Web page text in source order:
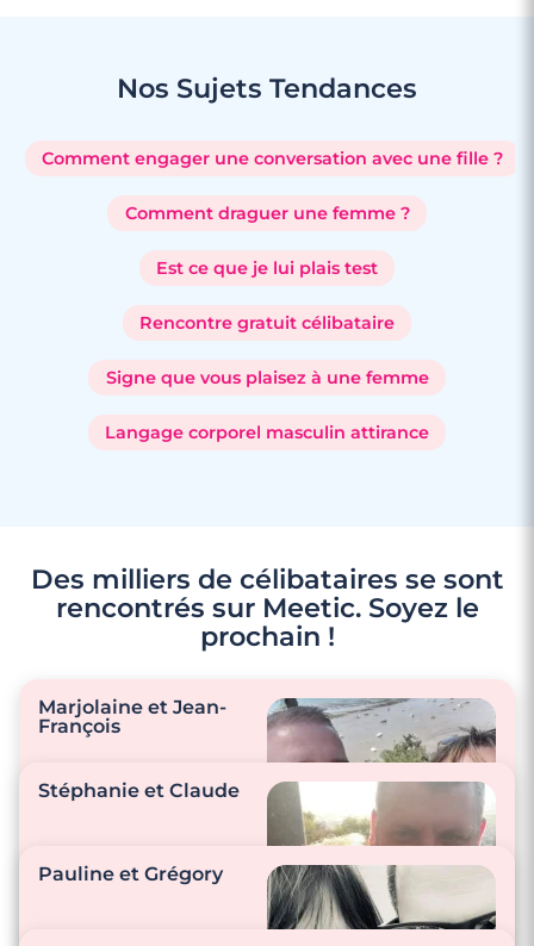
Nos Sujets Tendances
Comment engager une conversation avec une fille ?
Comment draguer une femme ?
Est ce que je lui plais test
Rencontre gratuit célibataire
Signe que vous plaisez à une femme
Langage corporel masculin attirance
Des milliers de célibataires se sont
rencontrés sur Meetic. Soyez le
prochain !
Marjolaine et Jean-
François
surprend…
Préparation des plats
Stéphanie et Claude
Pauline et Grégory